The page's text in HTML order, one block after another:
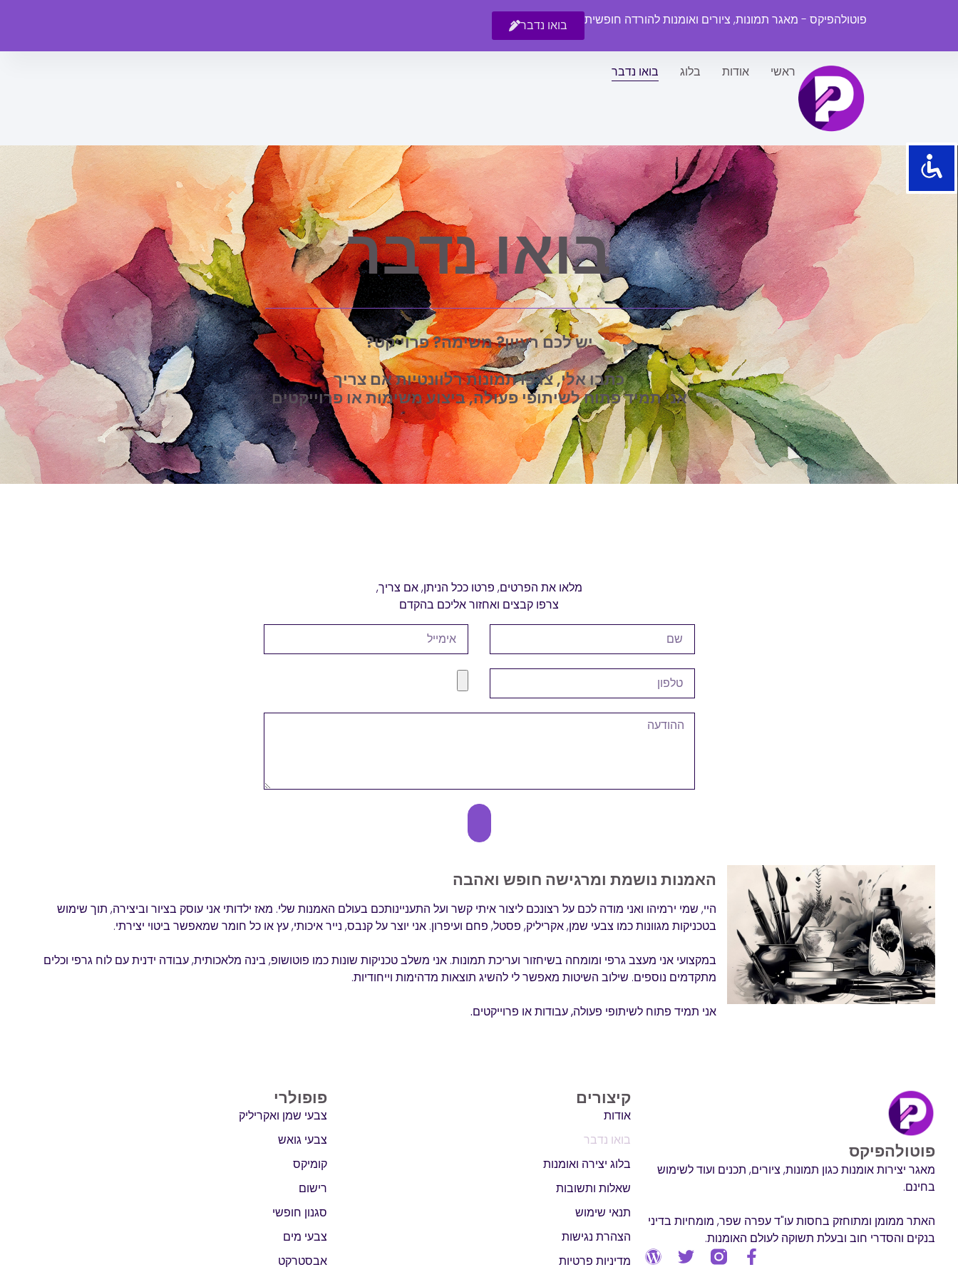
פוטולהפיקס - מאגר תמונות, ציורים ואומנות להורדה חופשית בואו נדבר
ראשי אודות בלוג בואו נדבר
בואו נדבר
יש לכם רעיון? משימה? פרוייקט?
כתבו אלי, צרפו תמונות רלוונטיות אם צריך
אני תמיד פתוח לשיתופי פעולה, ביצוע משימות או פרוייקטים
מלאו את הפרטים, פרטו ככל הניתן, אם צריך,
צרפו קבצים ואחזור אליכם בהקדם
האמנות נושמת ומרגישה חופש ואהבה
היי, שמי ירמיהו ואני מודה לכם על רצונכם ליצור איתי קשר ועל התעניינותכם בעולם האמנות שלי. מאז ילדותי אני עוסק בציור וביצירה, תוך שימוש
בטכניקות מגוונות כמו צבעי שמן, אקריליק, פסטל, פחם ועיפרון. אני יוצר על קנבס, נייר איכותי, עץ או כל חומר שמאפשר ביטוי יצירתי.
במקצועי אני מעצב גרפי ומומחה בשיחזור ועריכת תמונות. אני משלב טכניקות שונות כמו פוטושופ, בינה מלאכותית, עבודה ידנית עם לוח גרפי וכלים
מתקדמים נוספים. שילוב השיטות מאפשר לי להשיג תוצאות מדהימות וייחודיות.
אני תמיד פתוח לשיתופי פעולה, עבודות או פרוייקטים.
פוטולהפיקס
מאגר יצירות אומנות כגון תמונות, ציורים, תכנים ועוד לשימוש
בחינם.
האתר ממומן ומתוחזק בחסות עו"ד עפרה שפר, מומחיות בדיני
בנקים והסדרי חוב ובעלת תשוקה לעולם האומנות.
קיצורים
אודות
בואו נדבר
בלוג יצירה ואומנות
שאלות ותשובות
תנאי שימוש
הצהרת נגישות
מדיניות פרטיות
פופולרי
צבעי שמן ואקריליק
צבעי גואש
קומיקס
רישום
סגנון חופשי
צבעי מים
אבסטרקט